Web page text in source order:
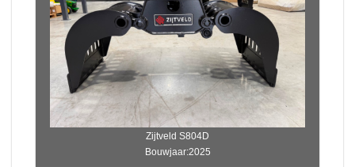
Zijtveld S804D
Bouwjaar:2025